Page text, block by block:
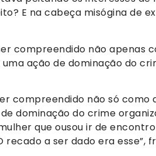
E na cabeça misógina de
compreendido não apenas
ação de dominação do
compreendido não só como
dominação do crime
que ousou ir de
a ser dado era esse”,